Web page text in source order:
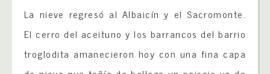
La nieve regresó al Albaicín y el Sacromonte.
El cerro del aceituno y los barrancos del barrio
troglodita amanecieron hoy con una fina capa